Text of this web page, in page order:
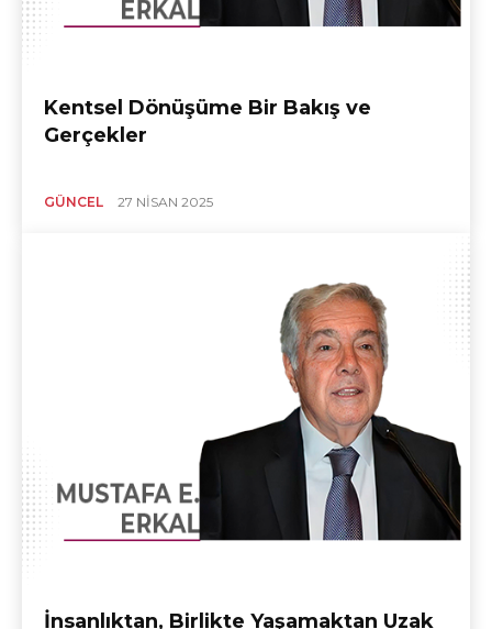
Kentsel Dönüşüme Bir Bakış ve
Gerçekler
GÜNCEL 27 NISAN 2025
İnsanlıktan, Birlikte Yaşamaktan Uzak